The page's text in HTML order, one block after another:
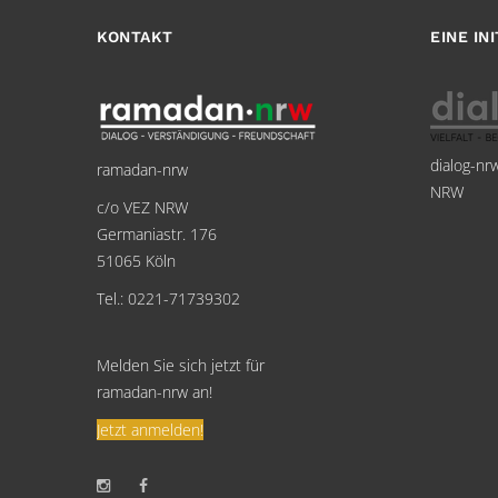
KONTAKT
ramadan-nrw
c/o VEZ NRW
Germaniastr. 176
51065 Köln
Tel.: 0221-71739302
Melden Sie sich jetzt für
ramadan-nrw an!
Jetzt anmelden!
EINE
dialog-
NRW